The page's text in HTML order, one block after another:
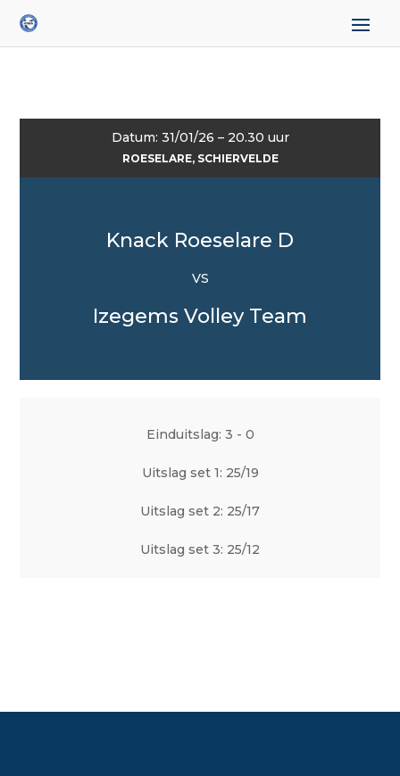
Datum: 31/01/26 – 20.30 uur
ROESELARE, SCHIERVELDE
Knack Roeselare D
VS
Izegems Volley Team
Einduitslag: 3 - 0
Uitslag set 1: 25/19
Uitslag set 2: 25/17
Uitslag set 3: 25/12